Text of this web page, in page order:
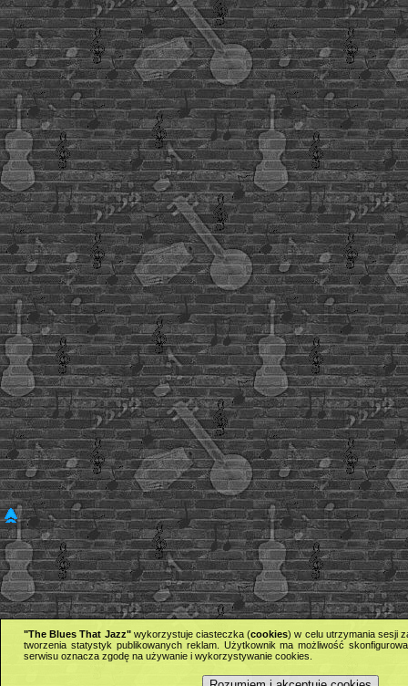
"The Blues That Jazz"wykorzystuje ciasteczka (cookies) w celu utrzymania sesji
tworzenia statystyk publikowanych reklam. Użytkownik ma możliwość
serwisu oznacza zgodę na używanie i wykorzystywanie cookies.